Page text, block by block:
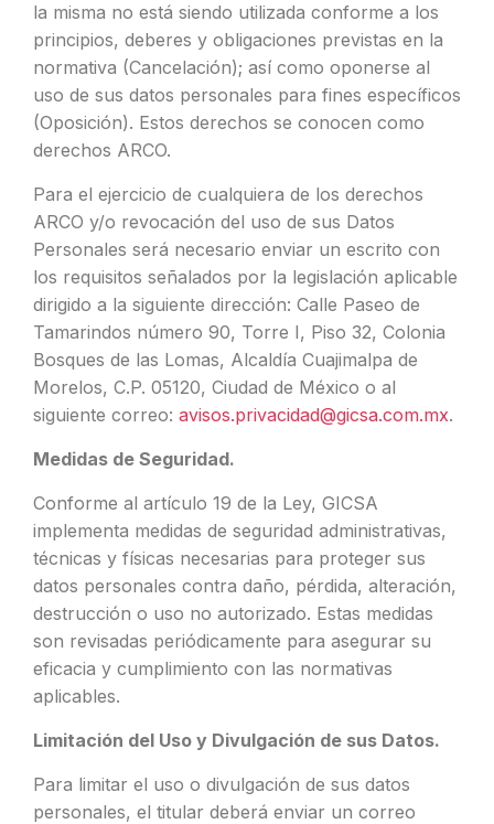
la misma no está siendo utilizada conforme a los
principios, deberes y obligaciones previstas en la
normativa (Cancelación); así como oponerse al
uso de sus datos personales para fines específicos
(Oposición). Estos derechos se conocen como
derechos ARCO.
Para el ejercicio de cualquiera de los derechos
ARCO y/o revocación del uso de sus Datos
Personales será necesario enviar un escrito con
los requisitos señalados por la legislación aplicable
dirigido a la siguiente dirección: Calle Paseo de
Tamarindos número 90, Torre I, Piso 32, Colonia
Bosques de las Lomas, Alcaldía Cuajimalpa de
Morelos, C.P. 05120, Ciudad de México o al
siguiente correo: avisos.privacidad@gicsa.com.mx.
Medidas de Seguridad.
Conforme al artículo 19 de la Ley, GICSA
implementa medidas de seguridad administrativas,
técnicas y físicas necesarias para proteger sus
datos personales contra daño, pérdida, alteración,
destrucción o uso no autorizado. Estas medidas
son revisadas periódicamente para asegurar su
eficacia y cumplimiento con las normativas
aplicables.
Limitación del Uso y Divulgación de sus Datos.
Para limitar el uso o divulgación de sus datos
personales, el titular deberá enviar un correo